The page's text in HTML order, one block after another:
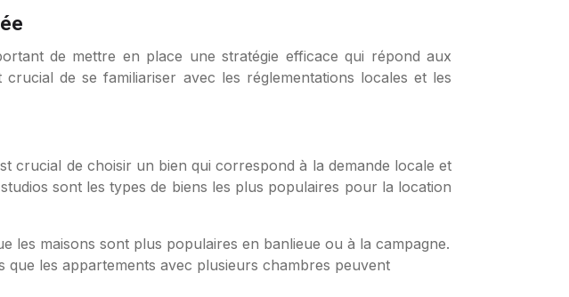
de mettre en place une stratégie efficace qui répond aux
de se familiariser avec les réglementations locales et les
crucial de choisir un bien qui correspond à la demande locale et
sont les types de biens les plus populaires pour la location
les maisons sont plus populaires en banlieue ou à la campagne.
les appartements avec plusieurs chambres peuvent